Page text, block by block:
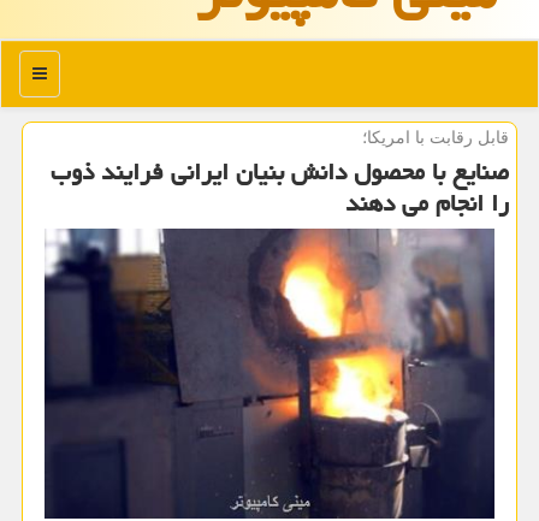
منو
قابل رقابت با امریكا؛
صنایع با محصول دانش بنیان ایرانی فرایند ذوب
را انجام می دهند